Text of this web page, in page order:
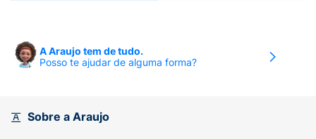
A Araujo tem de tudo.
Posso te ajudar de alguma forma?
Sobre a Araujo